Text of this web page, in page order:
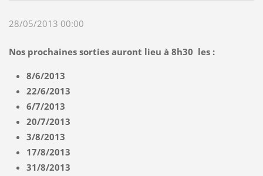
28/05/2013 00:00
Nos prochaines sorties auront lieu à 8h30 les :
8/6/2013
22/6/2013
6/7/2013
20/7/2013
3/8/2013
17/8/2013
31/8/2013